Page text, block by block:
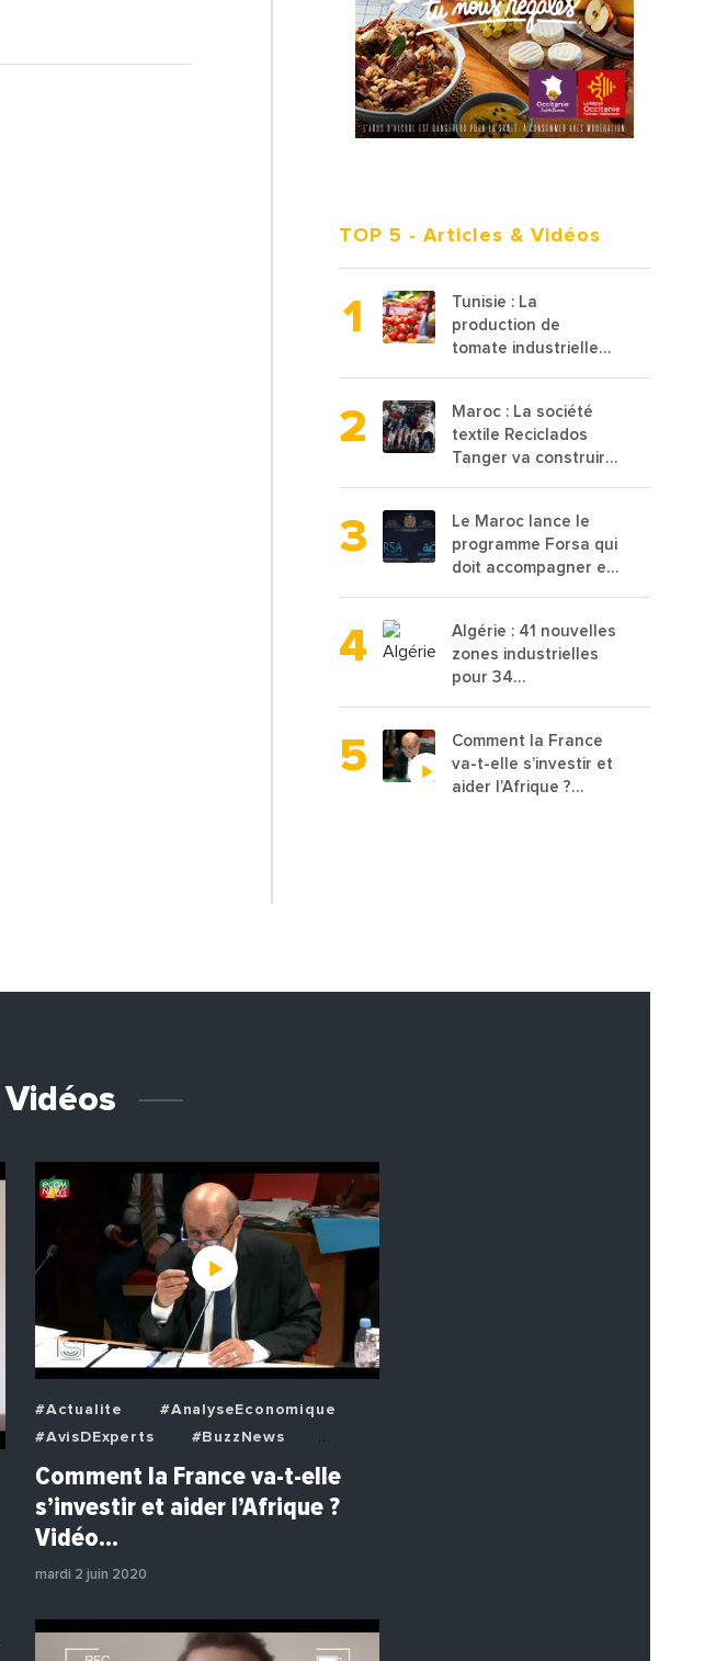
TOP 5 - Articles & Vidéos
Tunisie : La
production de
tomate industrielle
en baisse de 15%
Maroc : La société
textile Reciclados
Tanger va construire
pour traiter les
déchets textiles
Le Maroc lance le
programme Forsa qui
doit accompagner et
avec une enveloppe
de 1,25 milliard de
dirhams
Algérie : 41 nouvelles
zones industrielles
pour 34
Comment la France
va-t-elle s’investir et
aider l’Afrique ?
Vidéos
#Actualite
#AnalyseEconomique
#AvisDExperts
#BuzzNews
#Decideurs
#Economie
#EnDirectDe
#Institutions
#Politique
Comment la France va-t-elle
s’investir et aider l’Afrique ?
Vidéo…
mardi 2 juin 2020